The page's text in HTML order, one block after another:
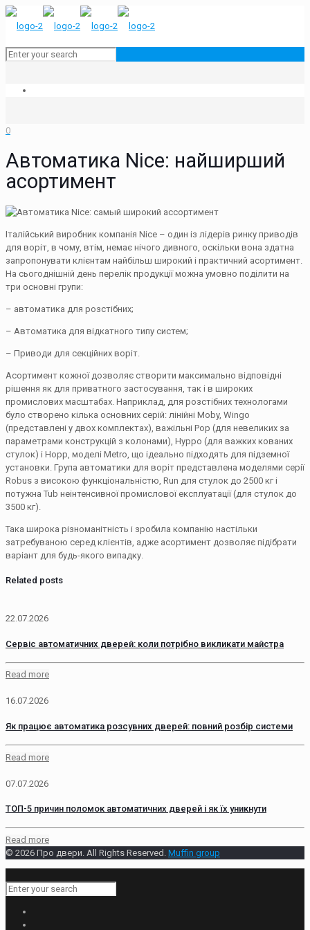
0
Автоматика Nice: найширший
асортимент
Італійський виробник компанія Nice – один із лідерів ринку приводів
для воріт, в чому, втім, немає нічого дивного, оскільки вона здатна
запропонувати клієнтам найбільш широкий і практичний асортимент.
На сьогоднішній день перелік продукції можна умовно поділити на
три основні групи:
– автоматика для розстібних;
– Автоматика для відкатного типу систем;
– Приводи для секційних воріт.
Асортимент кожної дозволяє створити максимально відповідні
рішення як для приватного застосування, так і в широких
промислових масштабах. Наприклад, для розстібних технологами
було створено кілька основних серій: лінійні Moby, Wingo
(представлені у двох комплектах), важільні Pop (для невеликих за
параметрами конструкцій з колонами), Hyppo (для важких кованих
стулок) і Hopp, моделі Metro, що ідеально підходять для підземної
установки. Група автоматики для воріт представлена моделями серії
Robus з високою функціональністю, Run для стулок до 2500 кг і
потужна Tub неінтенсивної промислової експлуатації (для стулок до
3500 кг).
Така широка різноманітність і зробила компанію настільки
затребуваною серед клієнтів, адже асортимент дозволяє підібрати
варіант для будь-якого випадку.
Related posts
22.07.2026
Сервіс автоматичних дверей: коли потрібно викликати майстра
Read more
16.07.2026
Як працює автоматика розсувних дверей: повний розбір системи
Read more
07.07.2026
ТОП-5 причин поломок автоматичних дверей і як їх уникнути
Read more
© 2026 Про двери. All Rights Reserved. Muffin group